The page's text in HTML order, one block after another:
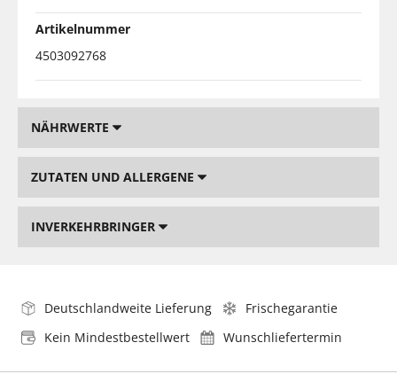
Artikelnummer
4503092768
NÄHRWERTE
ZUTATEN UND ALLERGENE
INVERKEHRBRINGER
Deutschlandweite Lieferung
Frischegarantie
Kein Mindestbestellwert
Wunschliefertermin